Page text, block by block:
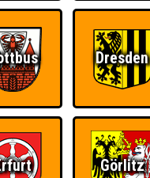
uns sind Teams, die in
auf dem 1. Platz - den
Entsprechend gibt es für
den 1. Platz.
Dresden
Görlitz